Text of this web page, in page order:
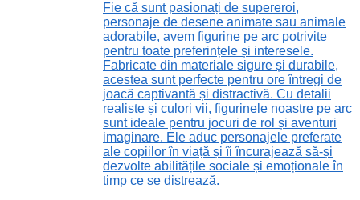
Fie că sunt pasionați de supereroi,
personaje de desene animate sau animale
adorabile, avem figurine pe arc potrivite
pentru toate preferințele și interesele.
Fabricate din materiale sigure și durabile,
acestea sunt perfecte pentru ore întregi de
joacă captivantă și distractivă. Cu detalii
realiste și culori vii, figurinele noastre pe arc
sunt ideale pentru jocuri de rol și aventuri
imaginare. Ele aduc personajele preferate
ale copiilor în viață și îi încurajează să-și
dezvolte abilitățile sociale și emoționale în
timp ce se distrează.